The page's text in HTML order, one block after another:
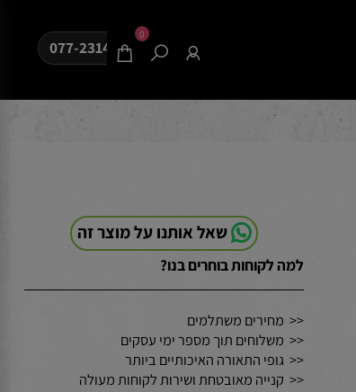
077-2314080
0
שאל אותנו על מוצר זה
למה לקוחות בוחרים בנו?
<< מחירים משתלמים
<< משלוחים תוך מספר ימי עסקים
<< גופי התאורה האיכותיים ביותר